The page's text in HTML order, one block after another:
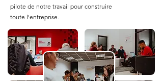
pilote de notre travail pour construire
toute l'entreprise.